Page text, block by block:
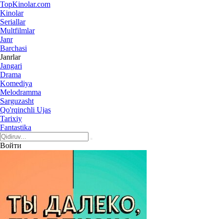
TopKinolar.com
Kinolar
Seriallar
Multfilmlar
Janr
Barchasi
Janrlar
Jangari
Drama
Komediya
Melodramma
Sarguzasht
Qo'rqinchli Ujas
Tarixiy
Fantastika
Войти